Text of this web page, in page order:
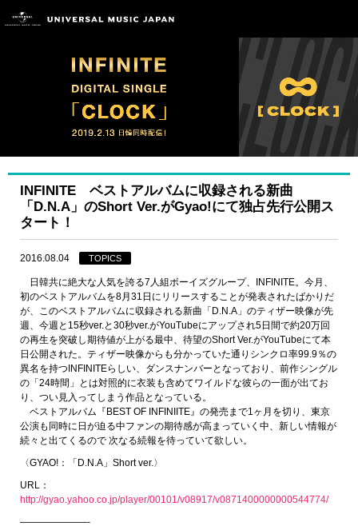
INFINITE ベストアルバムに収録される新曲
「D.N.A」のShort Ver.がGyao!にて独占先行公開ス
タート！
2016.08.04 TOPICS
日韓共に絶大な人気を誇る7人組ボーイズグループ、INFINITE。今月、
初のベストアルバムを8月31日にリリースすることが発表されたばかりだ
が、このベストアルバムに収録される新曲「D.N.A」のティザー映像が先
週、今週と15秒ver.と30秒ver.がYouTubeにアップされ5日間で約20万回
の再生を突破し期待値が上がる最中、待望のShort Ver.がYouTubeにて本
日公開された。ティザー映像からも分かっていた通りシンクロ率99.9％の
異名を持つINFINITEらしい、ダンスナンバーとなっており、前作シングル
の「24時間」とは対照的に衣装も含めてワイルドな彼らの一面が出てお
り、つい見入ってしまう作品となっている。
ベストアルバム『BEST OF INFINIITE』の発売まで1ヶ月を切り、東京
公演も同時に日が迫る中ファンの期待感が高まっていく中、新しい情報が
続々と出てくるので 次なる続報を待っていて欲しい。
〈GYAO!：「D.N.A」Short ver.〉
URL：
http://gyao.yahoo.co.jp/player/00101/v08917/v0871400000000544774/
———————-